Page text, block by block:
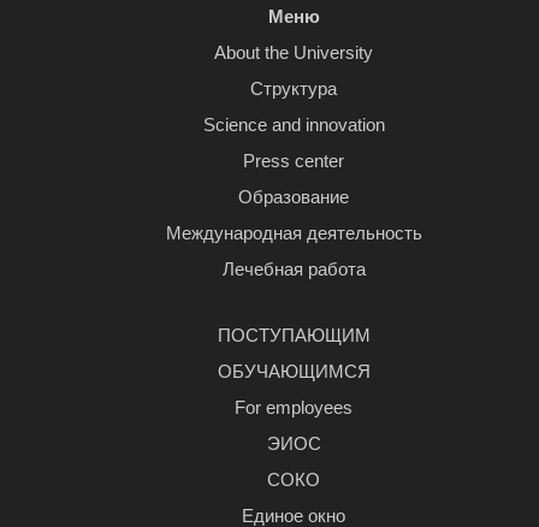
Меню
About the University
Структура
Science and innovation
Press center
Образование
Международная деятельность
Лечебная работа
ПОСТУПАЮЩИМ
ОБУЧАЮЩИМСЯ
For employees
ЭИОС
СОКО
Единое окно